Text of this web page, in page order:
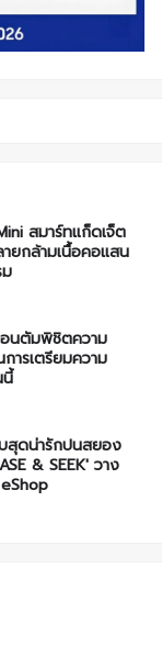
สมาร์ทแก็ดเจ็ต
ยกล้ามเนื้อคอแสน
นตัมพิชิตความ
ารเตรียมความ
สุดน่ารักปนสยอง
& SEEK' วาง